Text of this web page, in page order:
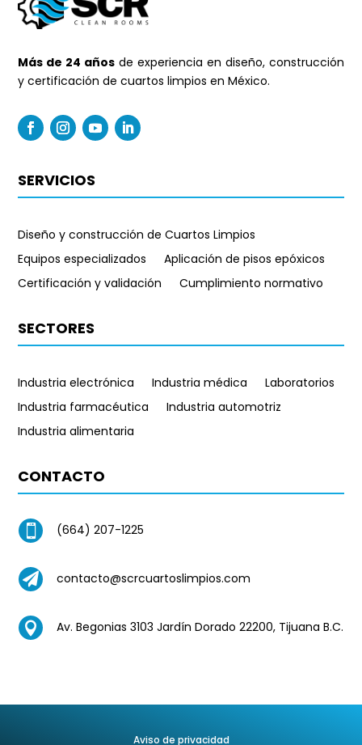
Más de 24 años de experiencia en diseño, construcción
y certificación de cuartos limpios en México.
SERVICIOS
Diseño y construcción de Cuartos Limpios
Equipos especializados
Aplicación de pisos epóxicos
Certificación y validación
Cumplimiento normativo
SECTORES
Industria electrónica Industria médica
Laboratorios
Industria farmacéutica
Industria automotriz
Industria alimentaria
CONTACTO
 (664) 207-1225
 contacto@scrcuartoslimpios.com
 Av. Begonias 3103 Jardín Dorado 22200, Tijuana B.C.
Aviso de privacidad